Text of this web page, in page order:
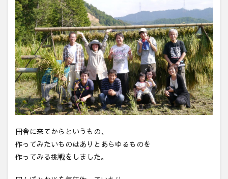
田舎に来てからというもの、
作ってみたいものはありとあらゆるものを
作ってみる挑戦をしました。